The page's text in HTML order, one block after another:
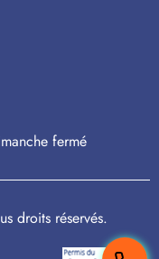
fermé
droits réservés.